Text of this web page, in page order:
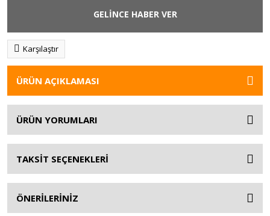
GELİNCE HABER VER
Karşılaştır
ÜRÜN AÇIKLAMASI
ÜRÜN YORUMLARI
TAKSİT SEÇENEKLERİ
ÖNERİLERİNİZ